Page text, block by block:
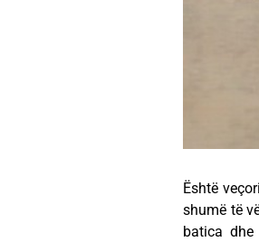
Është
shumë të
batica